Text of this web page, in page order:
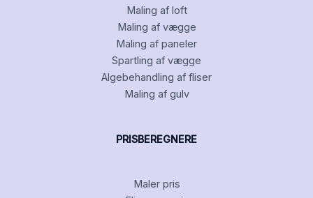
Maling af loft
Maling af vægge
Maling af paneler
Spartling af vægge
Algebehandling af fliser
Maling af gulv
PRISBEREGNERE
Maler pris